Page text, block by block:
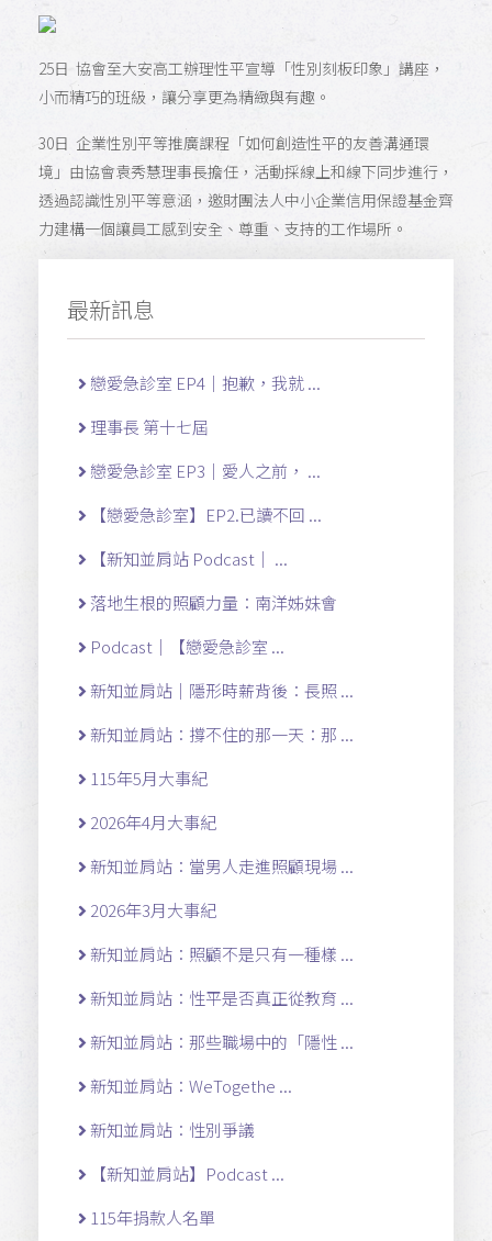
25日 協會至大安高工辦理性平宣導「性別刻板印象」講座，
小而精巧的班級，讓分享更為精緻與有趣。
30日 企業性別平等推廣課程「如何創造性平的友善溝通環
境」由協會袁秀慧理事長擔任，活動採線上和線下同步進行，
透過認識性別平等意涵，邀財團法人中小企業信用保證基金齊
力建構一個讓員工感到安全、尊重、支持的工作場所。
最新訊息
戀愛急診室 EP4｜抱歉，我就 ...
理事長 第十七屆
戀愛急診室 EP3｜愛人之前， ...
【戀愛急診室】EP2.已讀不回 ...
【新知並肩站 Podcast｜ ...
落地生根的照顧力量：南洋姊妹會
Podcast｜【戀愛急診室 ...
新知並肩站｜隱形時薪背後：長照 ...
新知並肩站：撐不住的那一天：那 ...
115年5月大事紀
2026年4月大事紀
新知並肩站：當男人走進照顧現場 ...
2026年3月大事紀
新知並肩站：照顧不是只有一種樣 ...
新知並肩站：性平是否真正從教育 ...
新知並肩站：那些職場中的「隱性 ...
新知並肩站：WeTogethe ...
新知並肩站：性別爭議
【新知並肩站】Podcast ...
115年捐款人名單